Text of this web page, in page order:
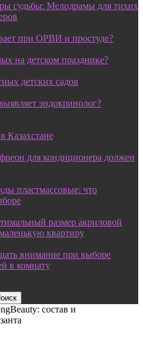
судьбы: Мелодрамы для тихих
при ОРВИ и простуде?
на детском празднике?
детских садов
эндокринолог?
Казахстане
для кондиционера должен
пластмассовые: что
размер акриловой
квартиру
внимание при выборе
в комнату
состав и